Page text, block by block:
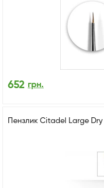
652 грн.
Пензлик Citadel Large Dry